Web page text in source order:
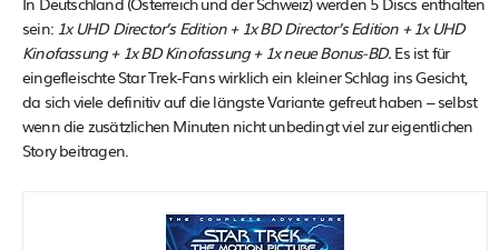
sein: 1x UHD Director’s Edition + 1x BD Director’s Edition + 1x UHD
Kinofassung + 1x BD Kinofassung + 1x neue Bonus-BD. Es ist für
eingefleischte Star Trek-Fans wirklich ein kleiner Schlag ins Gesicht,
da sich viele definitiv auf die längste Variante gefreut haben – selbst
wenn die zusätzlichen Minuten nicht unbedingt viel zur eigentlichen
Story beitragen.